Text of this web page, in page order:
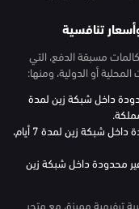
مسبقة الدفع، التي
أو الدولية، ومنها:
داخل شبكة زين لمدة
باقة المكالمات الأسبوعية: مكالمات غير محدودة داخل شبكة زين لمدة 7 أيام،
محدودة داخل شبكة زين
ترفيهية مميزة، مع متجر